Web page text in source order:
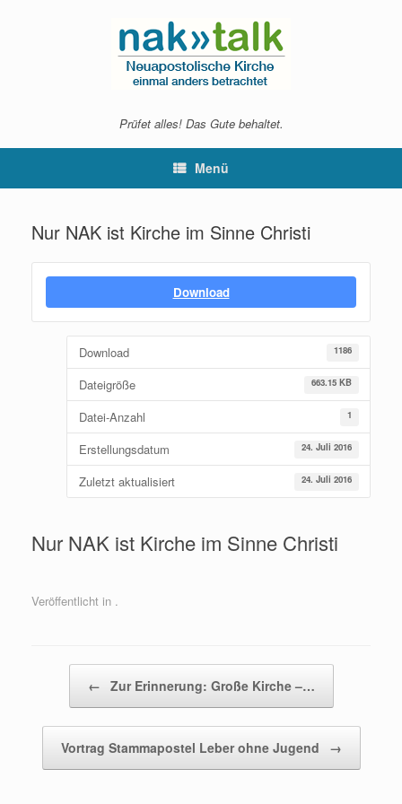
Prüfet alles! Das Gute behaltet.
Menü
Nur NAK ist Kirche im Sinne Christi
Download
Download 1186
Dateigröße 663.15 KB
Datei-Anzahl 1
Erstellungsdatum 24. Juli 2016
Zuletzt aktualisiert 24. Juli 2016
Nur NAK ist Kirche im Sinne Christi
Veröffentlicht in .
← Zur Erinnerung: Große Kirche –…
Vortrag Stammapostel Leber ohne Jugend →